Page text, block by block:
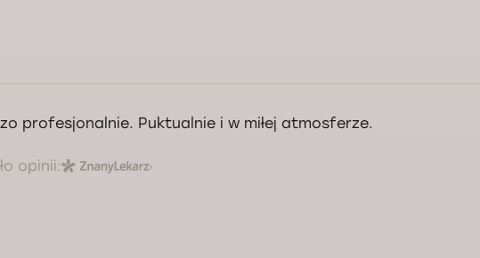
profesjonalnie. Puktualnie i w miłej atmosferze.
opinii: